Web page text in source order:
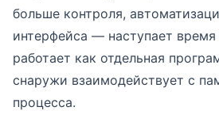
больше контроля,
интерфейса — наступает
работает как отдельная
снаружи взаимодействует с
процесса.